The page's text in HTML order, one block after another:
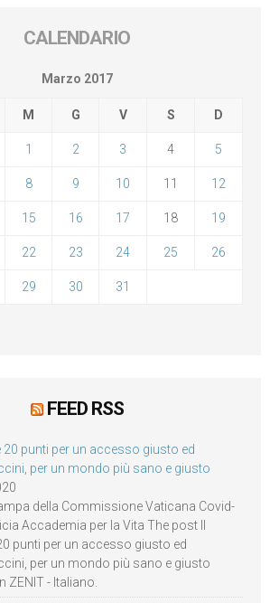
CALENDARIO
Marzo 2017
M G V S D
1 2 3 4 5
8 9 10 11 12
15 16 17 18 19
22 23 24 25 26
29 30 31
FEED RSS
20 punti per un accesso giusto ed
per un mondo più sano e giusto
della Commissione Vaticana Covid-
Accademia per la Vita The post Il
punti per un accesso giusto ed
per un mondo più sano e giusto
ZENIT - Italiano.